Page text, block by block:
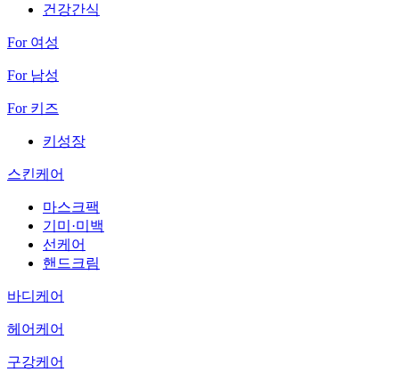
건강간식
For 여성
For 남성
For 키즈
키성장
스킨케어
마스크팩
기미·미백
선케어
핸드크림
바디케어
헤어케어
구강케어